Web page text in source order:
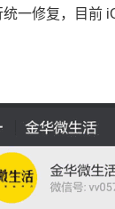
一修复，目前